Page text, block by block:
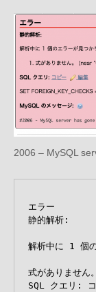
2006 – MySQL
エラー
静的解析:
解析中に 1 個の
式がありま
SQL クエリ: